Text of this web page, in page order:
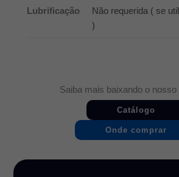
Lubrificação
Não requerida ( se
)
Saiba mais baixando o nosso
Catálogo
Onde comprar